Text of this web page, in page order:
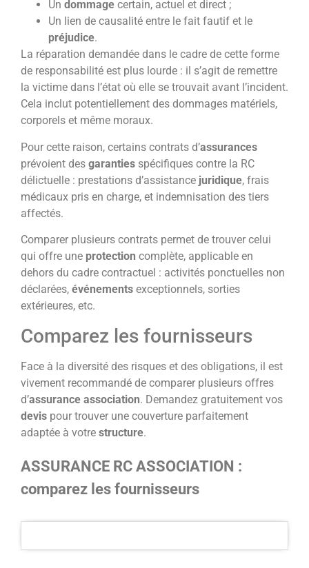
Un dommage certain, actuel et direct ;
Un lien de causalité entre le fait fautif et le
préjudice.
La réparation demandée dans le cadre de cette forme
de responsabilité est plus lourde : il s’agit de remettre
la victime dans l’état où elle se trouvait avant l’incident.
Cela inclut potentiellement des dommages matériels,
corporels et même moraux.
Pour cette raison, certains contrats d’assurances
prévoient des garanties spécifiques contre la RC
délictuelle : prestations d’assistance juridique, frais
médicaux pris en charge, et indemnisation des tiers
affectés.
Comparer plusieurs contrats permet de trouver celui
qui offre une protection complète, applicable en
dehors du cadre contractuel : activités ponctuelles non
déclarées, événements exceptionnels, sorties
extérieures, etc.
Comparez les fournisseurs
Face à la diversité des risques et des obligations, il est
vivement recommandé de comparer plusieurs offres
d’assurance association. Demandez gratuitement vos
devis pour trouver une couverture parfaitement
adaptée à votre structure.
ASSURANCE RC ASSOCIATION :
comparez les fournisseurs